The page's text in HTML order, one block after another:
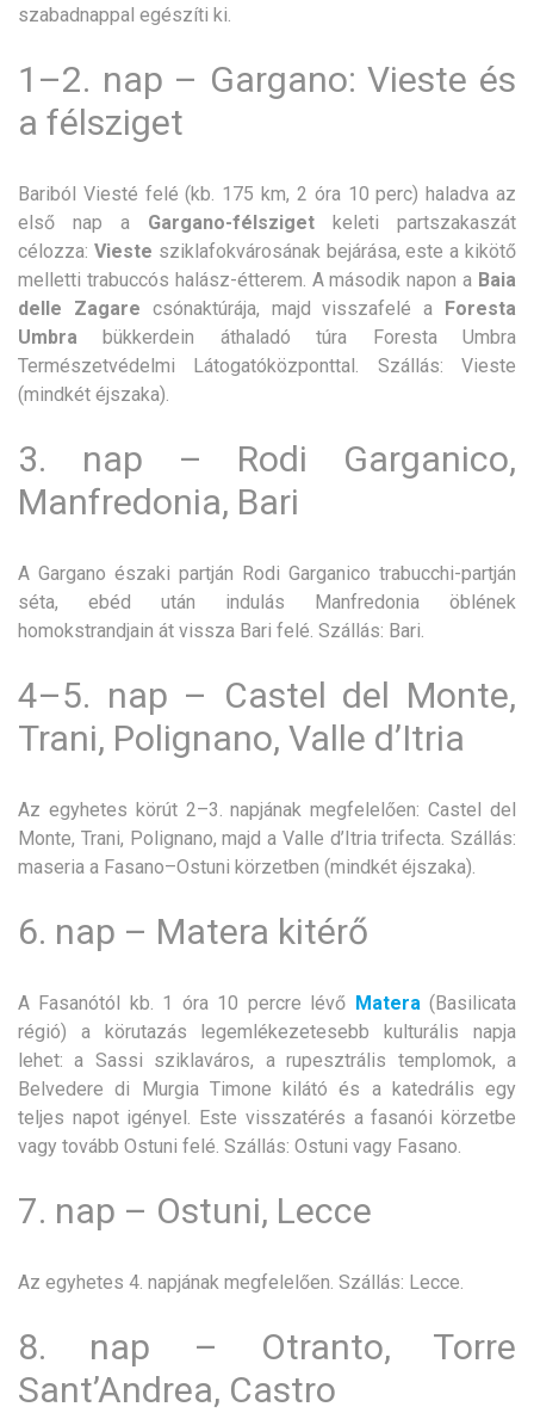
szabadnappal egészíti ki.
1–2. nap – Gargano: Vieste és
a félsziget
Bariból Viesté felé (kb. 175 km, 2 óra 10 perc) haladva az
első nap a Gargano-félsziget keleti partszakaszát
célozza: Vieste sziklafokvárosának bejárása, este a kikötő
melletti trabuccós halász-étterem. A második napon a Baia
delle Zagare csónaktúrája, majd visszafelé a
Foresta
Umbra bükkerdein áthaladó túra Foresta Umbra
Természetvédelmi Látogatóközponttal. Szállás: Vieste
(mindkét éjszaka).
3. nap – Rodi Garganico,
Manfredonia, Bari
A Gargano északi partján Rodi Garganico trabucchi-partján
séta, ebéd után indulás Manfredonia öblének
homokstrandjain át vissza Bari felé. Szállás: Bari.
4–5. nap – Castel del Monte,
Trani, Polignano, Valle d’Itria
Az egyhetes körút 2–3. napjának megfelelően: Castel del
Monte, Trani, Polignano, majd a Valle d’Itria trifecta. Szállás:
maseria a Fasano–Ostuni körzetben (mindkét éjszaka).
6. nap – Matera kitérő
A Fasanótól kb. 1 óra 10 percre lévő Matera(Basilicata
régió) a körutazás legemlékezetesebb kulturális napja
lehet: a Sassi sziklaváros, a rupesztrális templomok, a
Belvedere di Murgia Timone kilátó és a katedrális egy
teljes napot igényel. Este visszatérés a fasanói körzetbe
vagy tovább Ostuni felé. Szállás: Ostuni vagy Fasano.
7. nap – Ostuni, Lecce
Az egyhetes 4. napjának megfelelően. Szállás: Lecce.
8. nap – Otranto, Torre
Sant’Andrea, Castro